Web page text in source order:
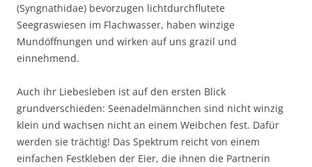
(Syngnathidae) bevorzugen lichtdurchflutete
Seegraswiesen im Flachwasser, haben winzige
Mundöffnungen und wirken auf uns grazil und
einnehmend.
Auch ihr Liebesleben ist auf den ersten Blick
grundverschieden: Seenadelmännchen sind nicht winzig
klein und wachsen nicht an einem Weibchen fest. Dafür
werden sie trächtig! Das Spektrum reicht von einem
einfachen Festkleben der Eier, die ihnen die Partnerin